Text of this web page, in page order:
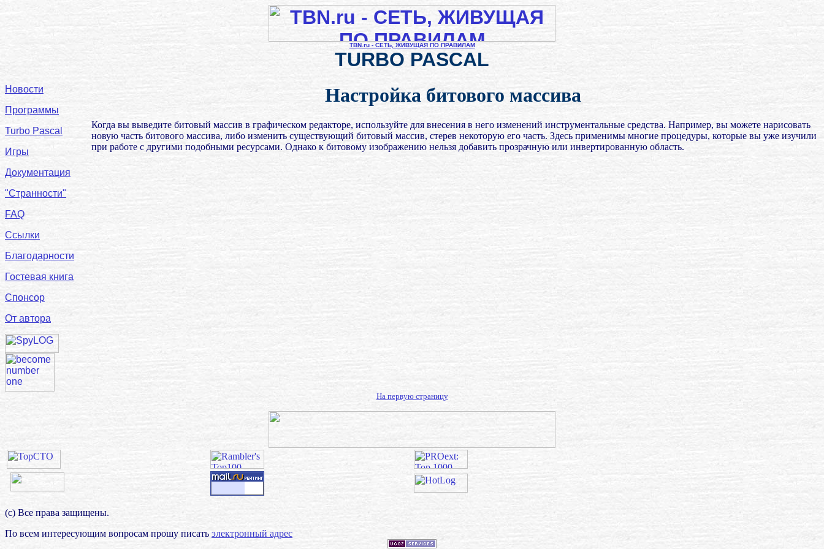
TBN.ru - СЕТЬ, ЖИВУЩАЯ ПО ПРАВИЛАМ
TURBO PASCAL
Новости
Программы
Turbo Pascal
Игры
Документация
"Странности"
FAQ
Ссылки
Благодарности
Гостевая книга
Спонсор
От автора
Настройка битового массива
Когда вы выведите битовый массив в графическом редакторе, используйте для внесения в него изменений инструментальные средства. Например, вы можете нарисовать
новую часть битового массива, либо изменить существующий битовый массив, стерев некоторую его часть. Здесь применимы многие процедуры, которые вы уже изучили
при работе с другими подобными ресурсами. Однако к битовому изображению нельзя добавить прозрачную или инвертированную область.
На первую страницу
(с) Все права защищены.
По всем интересующим вопросам прошу писать электронный адрес